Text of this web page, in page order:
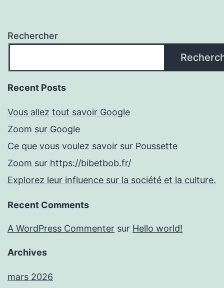
Rechercher
Recent Posts
Vous allez tout savoir Google
Zoom sur Google
Ce que vous voulez savoir sur Poussette
Zoom sur https://bibetbob.fr/
Explorez leur influence sur la société et la culture.
Recent Comments
A WordPress Commenter sur Hello world!
Archives
mars 2026